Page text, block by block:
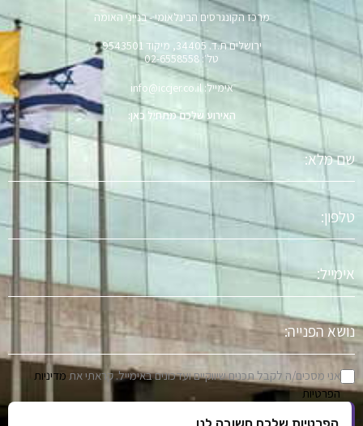
מרכז הקונגרסים הבינלאומי - בנייני האומה
ירושלים ת.ד. 34405, מיקוד 9543501
טל׳: 02-6558558
אימייל: info@iccjer.co.il
האירוע שלכם מתחיל כאן:
מלא
טלפון
אימייל
נושא
הפניה
אני מסכים/ה לקבל תכנים שיווקיים ועדכונים באימייל. קראתי את מדיניות
הפרטיות